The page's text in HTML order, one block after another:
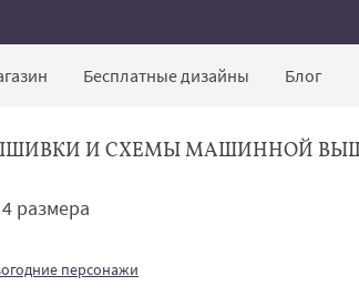
Бесплатные дизайны Блог
И СХЕМЫ МАШИННОЙ
размера
персонажи